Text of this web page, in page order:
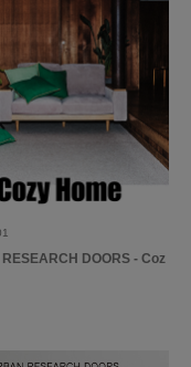
DOORS - Coz